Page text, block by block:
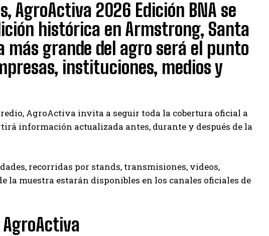
AgroActiva 2026 Edición BNA se
histórica en Armstrong, Santa
más grande del agro será el punto
instituciones, medios y
AgroActiva invita a seguir toda la cobertura oficial a
información actualizada antes, durante y después de la
recorridas por stands, transmisiones, videos,
muestra estarán disponibles en los canales oficiales de